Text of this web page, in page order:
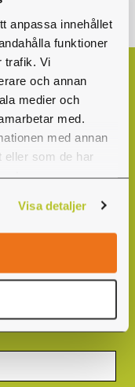
anpassa innehållet
funktioner
trafik. Vi
och annan
medier och
med.
med annan
eller som de har
Visa detaljer
så skickar
Läs gärna
svaret där.